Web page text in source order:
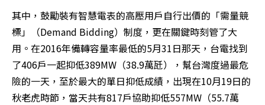
其中，鼓勵裝有智慧電表的高壓用戶自行出價的「需量競
標」（Demand Bidding）制度，更在關鍵時刻管了大
用。在2016年備轉容量率最低的5月31日那天，台電找到
了406戶一起抑低389MW（38.9萬瓩），幫台灣度過最危
險的一天，至於最大的單日抑低成績，出現在10月19日的
秋老虎時節，當天共有817戶協助抑低557MW（55.7萬